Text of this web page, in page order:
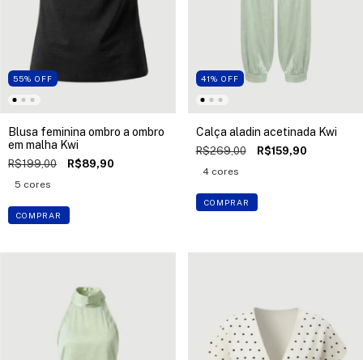
55% OFF
Blusa feminina ombro a ombro
em malha Kwi
R$199,00 R$89,90
5 cores
COMPRAR
41% OFF
Calça aladin acetinada Kwi
R$269,00 R$159,90
4 cores
COMPRAR